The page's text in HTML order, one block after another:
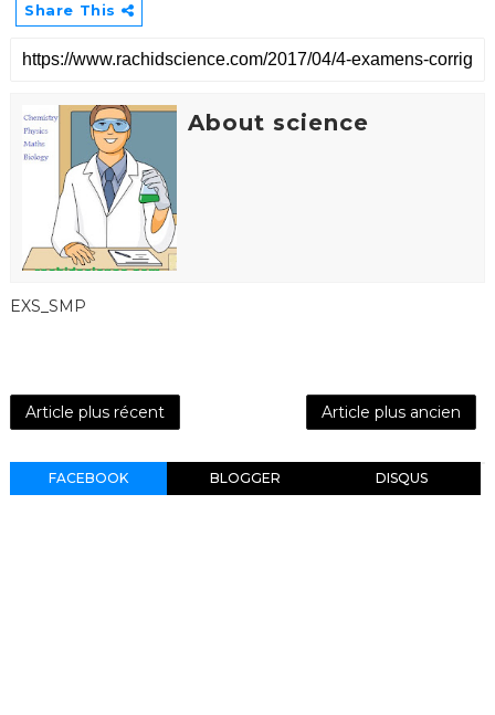
Share This
About science
EXS_SMP
Article plus récent Article plus ancien
FACEBOOK BLOGGER DISQUS